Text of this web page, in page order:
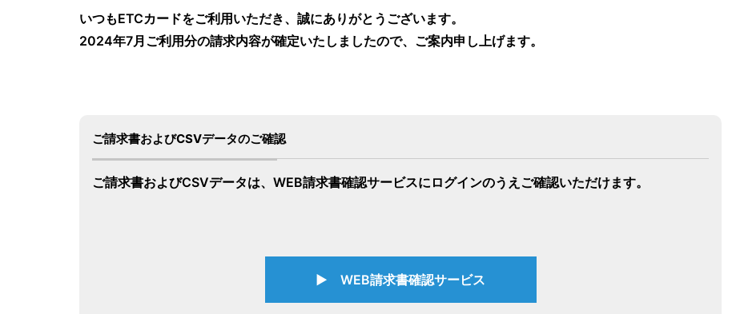
いつもETCカードをご利用いただき、誠にありがとうございます。
2024年7月ご利用分の請求内容が確定いたしましたので、ご案内申し上げます。
ご請求書およびCSVデータのご確認
ご請求書およびCSVデータは、WEB請求書確認サービスにログインのうえご確認いただけます。
▶ WEB請求書確認サービス